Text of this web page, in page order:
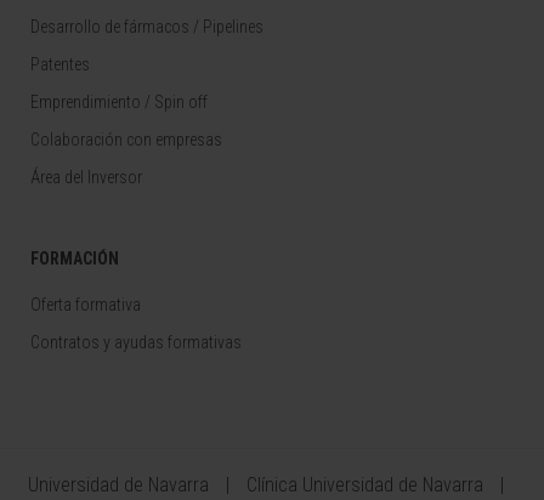
Desarrollo de fármacos / Pipelines
Patentes
Emprendimiento / Spin off
Colaboración con empresas
Área del Inversor
FORMACIÓN
Oferta formativa
Contratos y ayudas formativas
Universidad de Navarra Clínica Universidad de Navarra